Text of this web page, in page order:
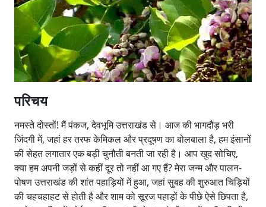
परिचय
नमस्ते दोस्तों! मैं पंकज, देवभूमि उत्तराखंड से। आज की भागदौड़ भरी
जिंदगी में, जहां हर तरफ केमिकल और प्रदूषण का बोलबाला है, हम इंसानों
की सेहत लगातार एक बड़ी चुनौती बनती जा रही है। आप खुद सोचिए,
क्या हम अपनी जड़ों से कहीं दूर तो नहीं आ गए हैं? मेरा जन्म और पालन-
पोषण उत्तराखंड की शांत पहाड़ियों में हुआ, जहां सुबह की शुरुआत चिड़ियों
की चहचहाहट से होती है और शाम को सूरज पहाड़ों के पीछे ऐसे छिपता है,